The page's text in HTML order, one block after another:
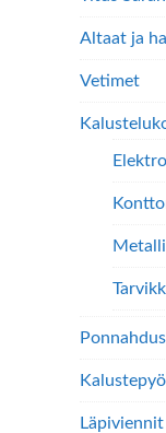
Altaat ja
Vetimet
Läpiviennit